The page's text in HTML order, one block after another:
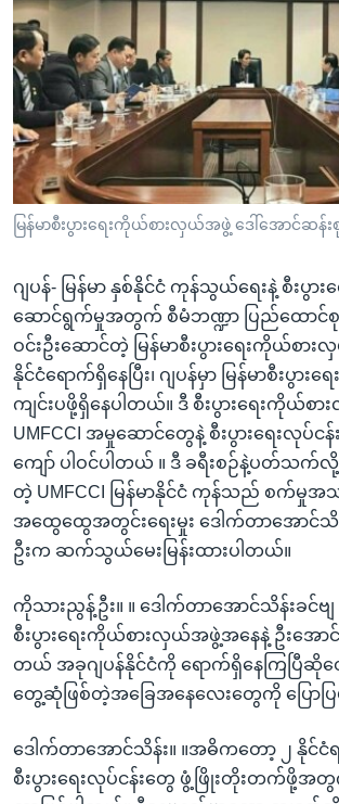
ရန်
ပင်မ
အ
ညွန်း
စာမျက်နှာ
သို့
ကျော်
ကြည့်
ရှာဖွေ
ရန်
နေရာ
သို့
ကျော်
ရန်
မကြေးမုံရဲ့ အင်္ဂလိပ်စာ
ရုပ်ရှင်ထဲက အင်္ဂလိပ်စာ
သုတပဒေသာ အင်္ဂလိပ်စာ
ရေဒီယို
တီဗွီ
ရေဒီယိုနှင့်ရုပ်သံ အချက်အလက်များ
ရေဒီယို/တီဗွီအစီအစဉ်
Learning English
ဗွီအိုအေ လူမှုကွန်ယက်များ
ဘာသာစကားများ
မြန်မာစီးပွားရေးကိုယ်စားလှယ်အဖွဲ့ ဒေါ်အောင်ဆ
ဂျပန်- မြန်မာ နှစ်နိုင်ငံ ကုန်သွယ်ရေးနဲ့ စီးပွားရ
ဆောင်ရွက်မှုအတွက် စီမံဘဏ္ဍာ ပြည်ထောင်စုဝ
ဝင်းဦးဆောင်တဲ့ မြန်မာစီးပွားရေးကိုယ်စာ
နိုင်ငံရောက်ရှိနေပြီး၊ ဂျပန်မှာ မြန်မာစီးပွား
ကျင်းပဖို့ရှိနေပါတယ်။ ဒီ စီးပွားရေးကိုယ်စ
UMFCCI အမှုဆောင်တွေနဲ့ စီးပွားရေးလုပ်ငန်
ကျော် ပါဝင်ပါတယ် ။ ဒီ ခရီးစဉ်နဲ့ပတ်သက်လို့
တဲ့ UMFCCI မြန်မာနိုင်ငံ ကုန်သည် စက်မှုအ
အထွေထွေအတွင်းရေးမှုး ဒေါက်တာအောင်
ဦးက ဆက်သွယ်မေးမြန်းထားပါတယ်။
ကိုသားညွန့်ဦး။ ။ ဒေါက်တာအောင်သိန်းခင်ဗျ
စီးပွားရေးကိုယ်စားလှယ်အဖွဲ့အနေနဲ့ ဦးအော
တယ် အခုဂျပန်နိုင်ငံကို ရောက်ရှိနေကြပြီ
တွေ့ဆုံဖြစ်တဲ့အခြေအနေလေးတွေကို ပြောပြပ
ဒေါက်တာအောင်သိန်း။ ။အဓိကတော့ ၂ နိုင်ငံရ
စီးပွားရေးလုပ်ငန်းတွေ ဖွံ့ဖြိုးတိုးတက်